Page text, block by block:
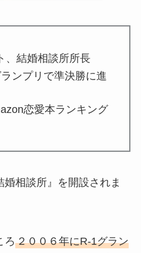
、結婚相談所所長
ンプリで準決勝に進
恋愛本ランキング
婚相談所』を開設されま
ろ２００６年にR-1グラン